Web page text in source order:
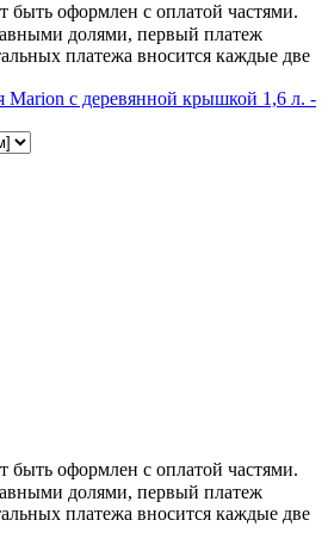
быть оформлен с оплатой частями.
долями, первый платеж
платежа вносится каждые две
Marion с деревянной крышкой 1,6 л. -
быть оформлен с оплатой частями.
долями, первый платеж
платежа вносится каждые две